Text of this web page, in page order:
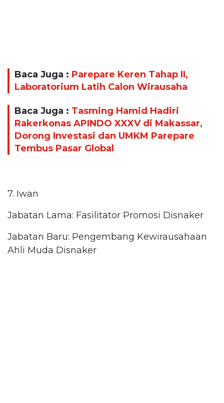
Baca Juga : Parepare Keren Tahap II,
Laboratorium Latih Calon Wirausaha
Baca Juga : Tasming Hamid Hadiri
Rakerkonas APINDO XXXV di Makassar,
Dorong Investasi dan UMKM Parepare
Tembus Pasar Global
7. Iwan
Jabatan Lama: Fasilitator Promosi Disnaker
Jabatan Baru: Pengembang Kewirausahaan
Ahli Muda Disnaker